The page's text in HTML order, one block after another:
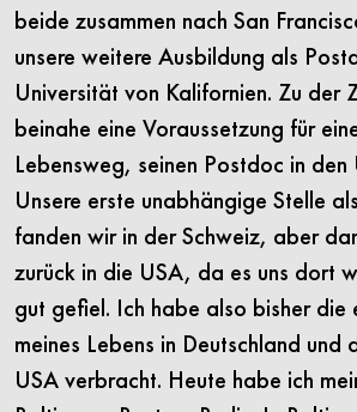
beide zusammen nach San
unsere weitere Ausbildung als
Universität von Kalifornien. Zu der
beinahe eine Voraussetzung für
Lebensweg, seinen Postdoc in den
Unsere erste unabhängige Stelle
fanden wir in der Schweiz, aber
zurück in die USA, da es uns dort
gut gefiel. Ich habe also bisher die
meines Lebens in Deutschland und
USA verbracht. Heute habe ich